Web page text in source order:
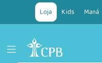
Loja Kids Maná